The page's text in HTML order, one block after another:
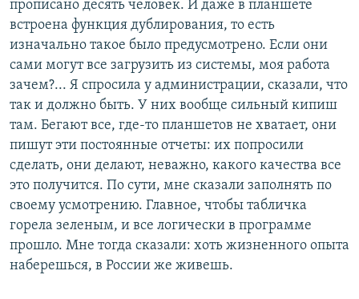
прописано десять человек. И даже в планшете
встроена функция дублирования, то есть
изначально такое было предусмотрено. Если они
сами могут все загрузить из системы, моя работа
зачем?... Я спросила у администрации, сказали, что
так и должно быть. У них вообще сильный кипиш
там. Бегают все, где-то планшетов не хватает, они
пишут эти постоянные отчеты: их попросили
сделать, они делают, неважно, какого качества все
это получится. По сути, мне сказали заполнять по
своему усмотрению. Главное, чтобы табличка
горела зеленым, и все логически в программе
прошло. Мне тогда сказали: хоть жизненного опыта
наберешься, в России же живешь.